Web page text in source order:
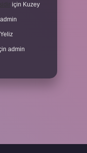
için Kuzey
admin
Yeliz
admin